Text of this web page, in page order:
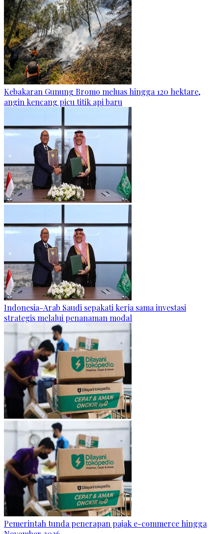
Kebakaran Gunung Bromo meluas hingga 120 hektare,
angin kencang picu titik api baru
Indonesia-Arab Saudi sepakati kerja sama investasi
strategis melalui penanaman modal
Pemerintah tunda penerapan pajak e-commerce hingga